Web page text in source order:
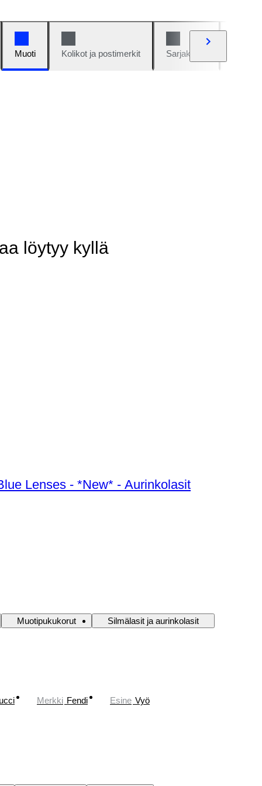
Muoti Kolikot ja postimerkit Sarjakuvat
löytyy kyllä
Lenses - *New* - Aurinkolasit
Muotipukukorut Silmälasit ja aurinkolasit
Merkki Fendi Esine Vyö